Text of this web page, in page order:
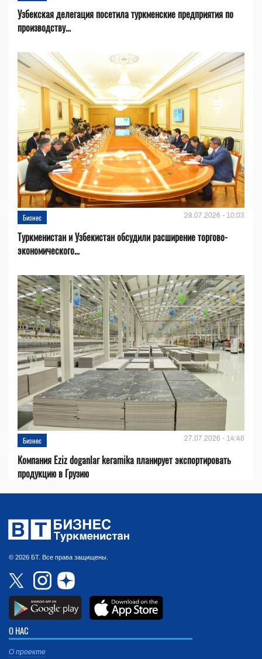
Узбекская делегация посетила туркменские предприятия по
производству...
Бизнес 28.07.2026 - 10:03
Туркменистан и Узбекистан обсудили расширение торгово-
экономического...
Бизнес 27.07.2026 - 14:48
Компания Eziz doganlar keramika планирует экспортировать
продукцию в Грузию
© 2026 БТ. Все права защищены.
О НАС
О проекте